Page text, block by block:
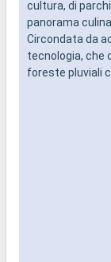
cultura, di
panorama
Circondata da
tecnologia, che
foreste pluviali